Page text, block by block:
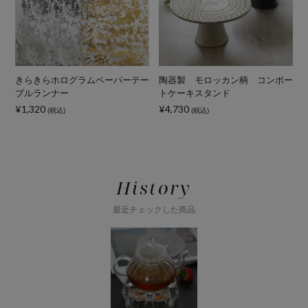
きらきらホログラムペーパーテー
ブルランナー
¥1,320 (税込)
陶器製 モロッカン柄 コンポー
トケーキスタンド
¥4,730 (税込)
History
最近チェックした商品